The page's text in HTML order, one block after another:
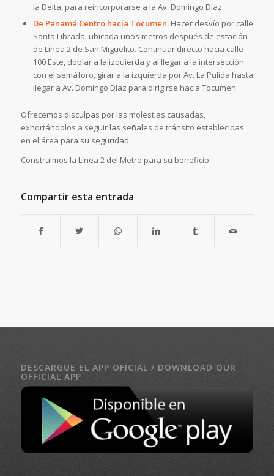
la Delta, para reincorporarse a la Av. Domingo Díaz.
De Panamá Centro hacia Tocumen. Hacer desvío por calle
Santa Librada, ubicada unos metros después de estación
de Línea 2 de San Miguelito. Continuar directo hacia calle
100 Este, doblar a la izquierda y al llegar a la intersección
con el semáforo, girar a la izquierda por Av. La Pulida hasta
llegar a Av. Domingo Díaz para dirigirse hacia Tocumen.
Ofrecemos disculpas por las molestias causadas,
exhortándolos a seguir las señales de tránsito establecidas
en el área para su seguridad.
Construimos la Línea 2 del Metro para su beneficio.
Compartir esta entrada
DESCARGUE EL APP OFICIAL / DOWNLOAD OUR
OFFICIAL APP